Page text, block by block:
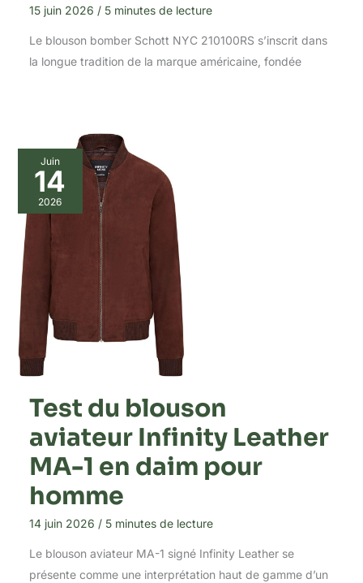
15 juin 2026 / 5 minutes de lecture
Le blouson bomber Schott NYC 210100RS s’inscrit dans
la longue tradition de la marque américaine, fondée
Juin
14
2026
Test du blouson
aviateur Infinity Leather
MA-1 en daim pour
homme
14 juin 2026 / 5 minutes de lecture
Le blouson aviateur MA-1 signé Infinity Leather se
présente comme une interprétation haut de gamme d’un